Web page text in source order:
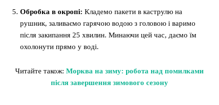
Обробка в окропі: Кладемо пакети в каструлю на
рушник, заливаємо гарячою водою з головою і варимо
після закипання 25 хвилин. Минаючи цей час, даємо їм
охолонути прямо у воді.
Читайте також: Морква на зиму: робота над помилками
після завершення зимового сезону